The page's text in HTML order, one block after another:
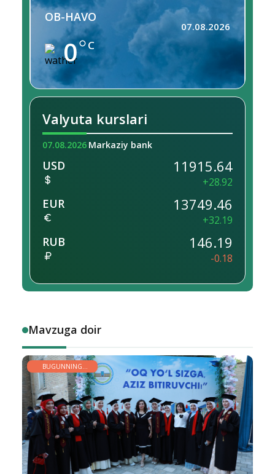
OB-HAVO
0 C
07.08.2026
Valyuta kurslari
07.08.2026 Markaziy bank
USD 11915.64
+28.92
EUR 13749.46
+32.19
RUB 146.19
-0.18
Mavzuga doir
BUGUNNING
YOSHLARI